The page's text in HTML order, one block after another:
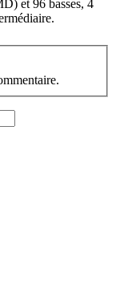
et 96 basses, 4